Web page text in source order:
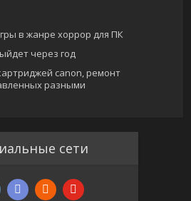
в жанре хоррор для ПК
через год
canon, ремонт
разными
сети